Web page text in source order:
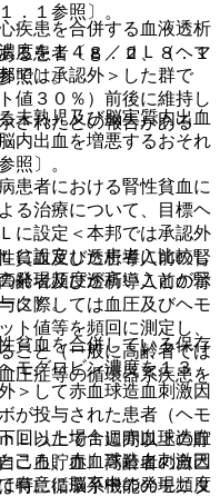
疾患を合併する血液透析
度を１４ｇ／ｄＬ（ヘマ
では承認外＞した群で
値３０％）前後に維持し
されたとの報告がある
患者における腎性貧血に
る治療について、目標ヘ
に設定＜本邦では承認外
に設定した患者に比較し
発現頻度が高いことが示
タ）。
貧血を合併している保存
モグロビン濃度を１３．
＞して赤血球造血刺激因
が投与された患者（ヘモ
回った場合に赤血球造血
ころ、赤血球造血刺激因
有意に脳卒中の発現頻度
．１参照〕。
る患者〔８．２、８．１
照〕。
未熟児及び脳実質内出血
内出血を増悪するおそれ
照〕。
貧血及び透析導入前の腎
齢者及び透析導入前の腎
に際しては血圧及びヘモ
ト値等を頻回に測定し、
こと（一般に高齢者では
圧症等の循環器系疾患を
Ｌ以上で１週間以上の貯
己血貯血〉高齢者の自己
特に循環系機能のモニタ